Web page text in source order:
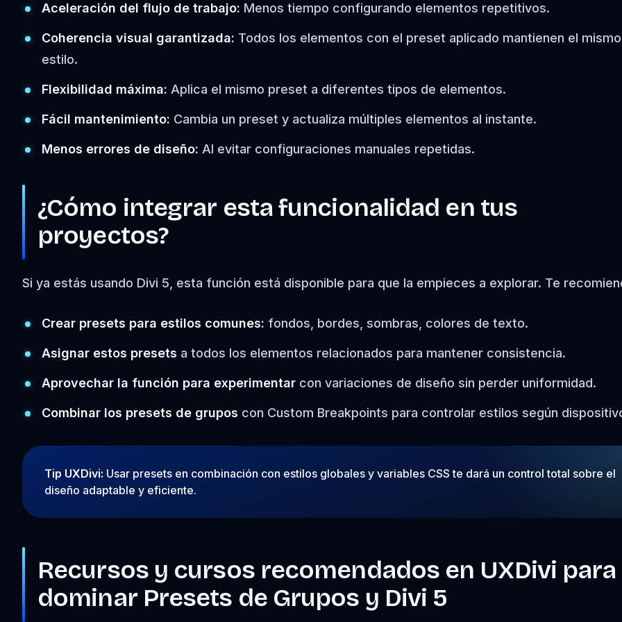
Aceleración del flujo de trabajo: Menos tiempo configurando elementos repetitivos.
Coherencia visual garantizada: Todos los elementos con el preset aplicado mantienen el mismo
estilo.
Flexibilidad máxima: Aplica el mismo preset a diferentes tipos de elementos.
Fácil mantenimiento: Cambia un preset y actualiza múltiples elementos al instante.
Menos errores de diseño: Al evitar configuraciones manuales repetidas.
¿Cómo integrar esta funcionalidad en tus
proyectos?
Si ya estás usando Divi 5, esta función está disponible para que la empieces a explorar. Te
Crear presets para estilos comunes: fondos, bordes, sombras, colores de texto.
Asignar estos presets a todos los elementos relacionados para mantener consistencia.
Aprovechar la función para experimentar con variaciones de diseño sin perder uniformidad.
Combinar los presets de grupos con Custom Breakpoints para controlar estilos según
Tip UXDivi: Usar presets en combinación con estilos globales y variables CSS te dará un control total sobre el
diseño adaptable y eficiente.
Recursos y cursos recomendados en UXDivi para
dominar Presets de Grupos y Divi 5